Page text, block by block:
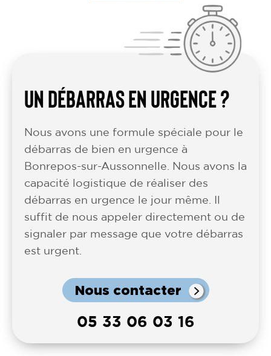
UN DÉBARRAS EN URGENCE ?
Nous avons une formule spéciale pour le
débarras de bien en urgence à
Bonrepos-sur-Aussonnelle. Nous avons la
capacité logistique de réaliser des
débarras en urgence le jour même. Il
suffit de nous appeler directement ou de
signaler par message que votre débarras
est urgent.
Nous contacter
05 33 06 03 16